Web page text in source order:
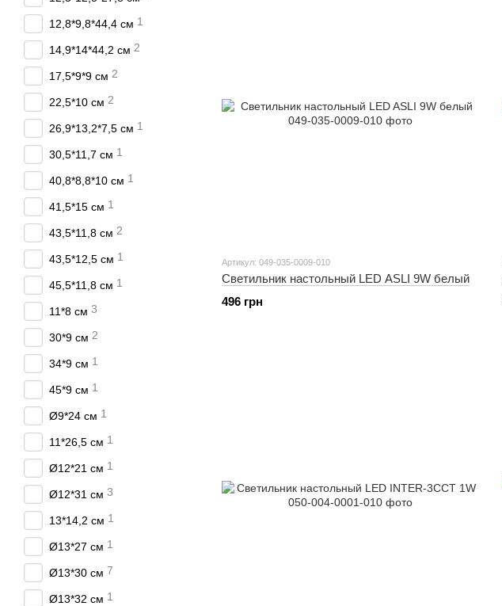
Артикул: 049-035-0009-010
Светильник настольный LED ASLI 9W белый
496 грн
12,8*9,8*44,4 см 1
14,9*14*44,2 см 2
17,5*9*9 см 2
22,5*10 см 2
26,9*13,2*7,5 см 1
30,5*11,7 см 1
40,8*8,8*10 см 1
41,5*15 см 1
43,5*11,8 см 2
43,5*12,5 см 1
45,5*11,8 см 1
11*8 см 3
30*9 см 2
34*9 см 1
45*9 см 1
Ø9*24 см 1
11*26,5 см 1
Ø12*21 см 1
Ø12*31 см 3
13*14,2 см 1
Ø13*27 см 1
Ø13*30 см 7
Ø13*32 см 1